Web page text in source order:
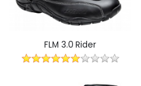
FLM 3.0 Rider